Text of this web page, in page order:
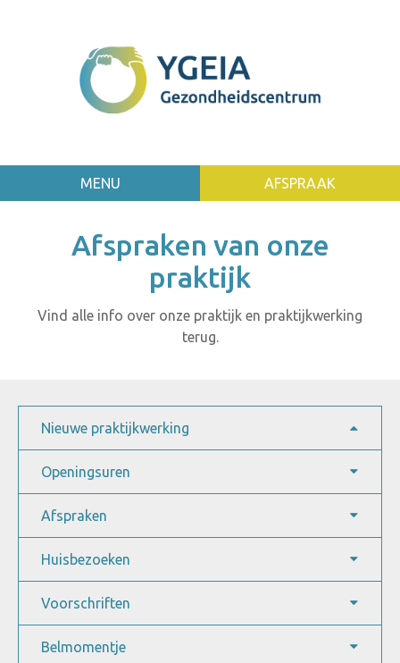
MENU AFSPRAAK
Afspraken van onze
praktijk
Vind alle info over onze praktijk en praktijkwerking
terug.
Nieuwe praktijkwerking
Openingsuren
Afspraken
Huisbezoeken
Voorschriften
Belmomentje